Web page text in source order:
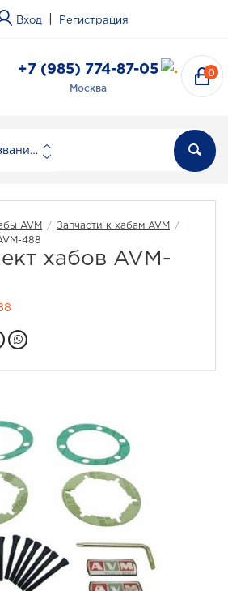
Вход Регистрация
+7 (985) 774-87-05
Москва
0
По названию
AVM / Запчасти к хабам AVM
/
488
хабов AVM-